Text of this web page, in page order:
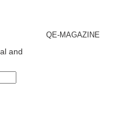
and
QE-MAGAZINE